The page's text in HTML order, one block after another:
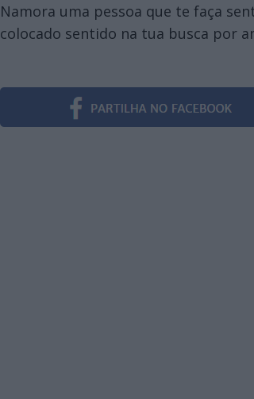
Namora uma pessoa que te faça
colocado sentido na tua busca por